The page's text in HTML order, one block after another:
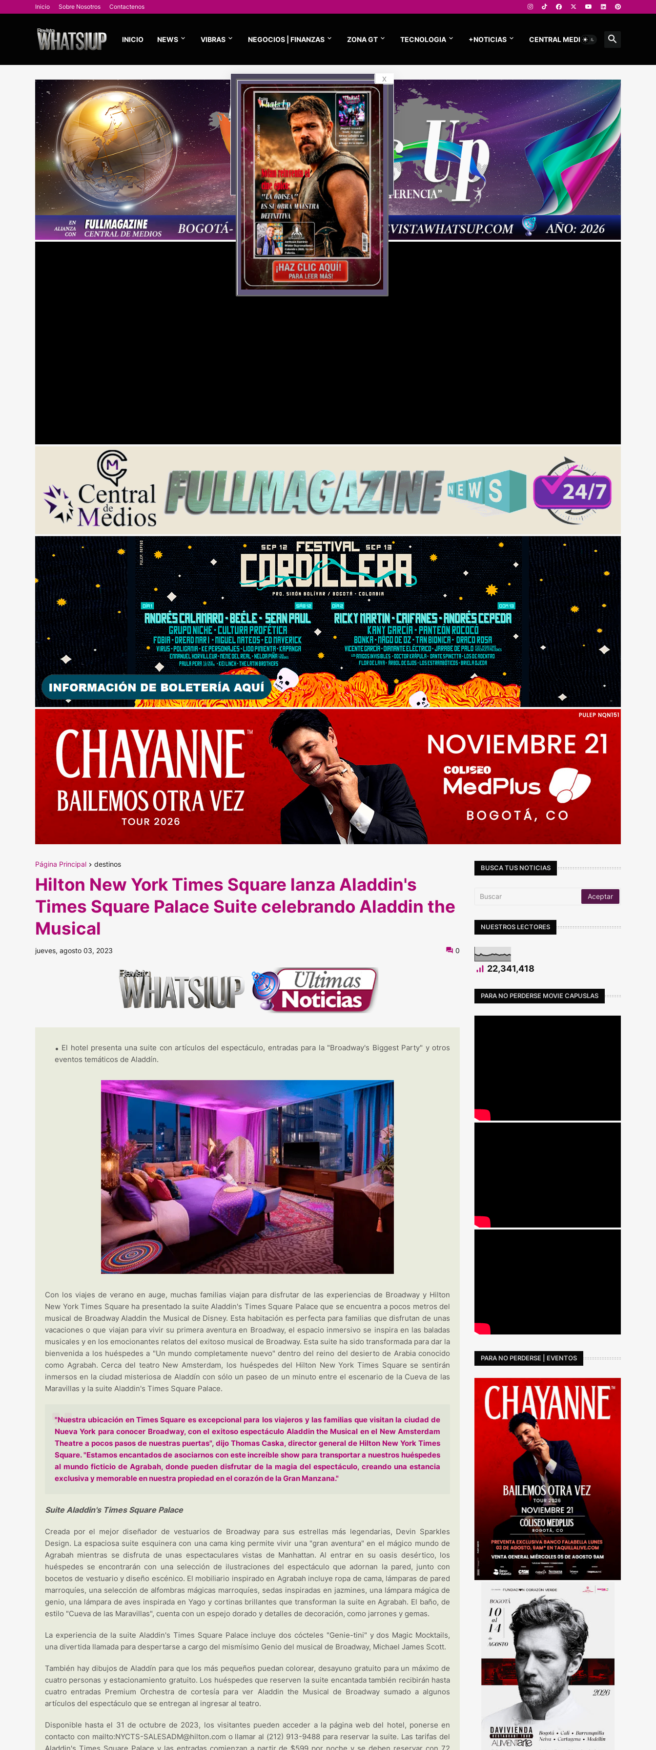
Inicio Sobre Nosotros Contactenos
INICIO NEWS VIBRAS NEGOCIOS | FINANZAS ZONA GT TECNOLOGIA +NOTICIAS CENTRAL MEDIOS
Página Principal destinos
Hilton New York Times Square lanza Aladdin's
Times Square Palace Suite celebrando Aladdin the
Musical
jueves, agosto 03, 2023 0
El hotel presenta una suite con artículos del espectáculo, entradas para la "Broadway's Biggest Party" y otros
eventos temáticos de Aladdín.
Con los viajes de verano en auge, muchas familias viajan para disfrutar de las experiencias de Broadway y Hilton
New York Times Square ha presentado la suite Aladdin's Times Square Palace que se encuentra a pocos metros del
musical de Broadway Aladdin the Musical de Disney. Esta habitación es perfecta para familias que disfrutan de unas
vacaciones o que viajan para vivir su primera aventura en Broadway, el espacio inmersivo se inspira en las baladas
musicales y en los emocionantes relatos del exitoso musical de Broadway. Esta suite ha sido transformada para dar la
bienvenida a los huéspedes a "Un mundo completamente nuevo" dentro del reino del desierto de Arabia conocido
como Agrabah. Cerca del teatro New Amsterdam, los huéspedes del Hilton New York Times Square se sentirán
inmersos en la ciudad misteriosa de Aladdín con sólo un paseo de un minuto entre el escenario de la Cueva de las
Maravillas y la suite Aladdin's Times Square Palace.
"Nuestra ubicación en Times Square es excepcional para los viajeros y las familias que visitan la ciudad de
Nueva York para conocer Broadway, con el exitoso espectáculo Aladdin the Musical en el New Amsterdam
Theatre a pocos pasos de nuestras puertas", dijo Thomas Caska, director general de Hilton New York Times
Square. "Estamos encantados de asociarnos con este increíble show para transportar a nuestros huéspedes
al mundo ficticio de Agrabah, donde pueden disfrutar de la magia del espectáculo, creando una estancia
exclusiva y memorable en nuestra propiedad en el corazón de la Gran Manzana."
Suite Aladdin's Times Square Palace
Creada por el mejor diseñador de vestuarios de Broadway para sus estrellas más legendarias, Devin Sparkles
Design. La espaciosa suite esquinera con una cama king permite vivir una "gran aventura" en el mágico mundo de
Agrabah mientras se disfruta de unas espectaculares vistas de Manhattan. Al entrar en su oasis desértico, los
huéspedes se encontrarán con una selección de ilustraciones del espectáculo que adornan la pared, junto con
bocetos de vestuario y diseño escénico. El mobiliario inspirado en Agrabah incluye ropa de cama, lámparas de pared
marroquíes, una selección de alfombras mágicas marroquíes, sedas inspiradas en jazmines, una lámpara mágica de
genio, una lámpara de aves inspirada en Yago y cortinas brillantes que transforman la suite en Agrabah. El baño, de
estilo "Cueva de las Maravillas", cuenta con un espejo dorado y detalles de decoración, como jarrones y gemas.
La experiencia de la suite Aladdin's Times Square Palace incluye dos cócteles "Genie-tini" y dos Magic Mocktails,
una divertida llamada para despertarse a cargo del mismísimo Genio del musical de Broadway, Michael James Scott.
También hay dibujos de Aladdín para que los más pequeños puedan colorear, desayuno gratuito para un máximo de
cuatro personas y estacionamiento gratuito. Los huéspedes que reserven la suite encantada también recibirán hasta
cuatro entradas Premium Orchestra de cortesía para ver Aladdin the Musical de Broadway sumado a algunos
artículos del espectáculo que se entregan al ingresar al teatro.
Disponible hasta el 31 de octubre de 2023, los visitantes pueden acceder a la página web del hotel, ponerse en
contacto con mailto:NYCTS-SALESADM@hilton.com o llamar al (212) 913-9488 para reservar la suite. Las tarifas del
BUSCA TUS NOTICIAS
NUESTROS LECTORES
22,341,418
PARA NO PERDERSE MOVIE CAPUSLAS
PARA NO PERDERSE | EVENTOS
x